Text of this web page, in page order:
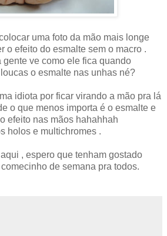
uma foto da mão mais longe
o efeito do esmalte sem o macro .
gente ve como ele fica quando
o esmalte nas unhas né?
idiota por ficar virando a mão pra lá
o que menos importa é o esmalte e
efeito nas mãos hahahhah
holos e multichromes .
, espero que tenham gostado
de semana pra todos.